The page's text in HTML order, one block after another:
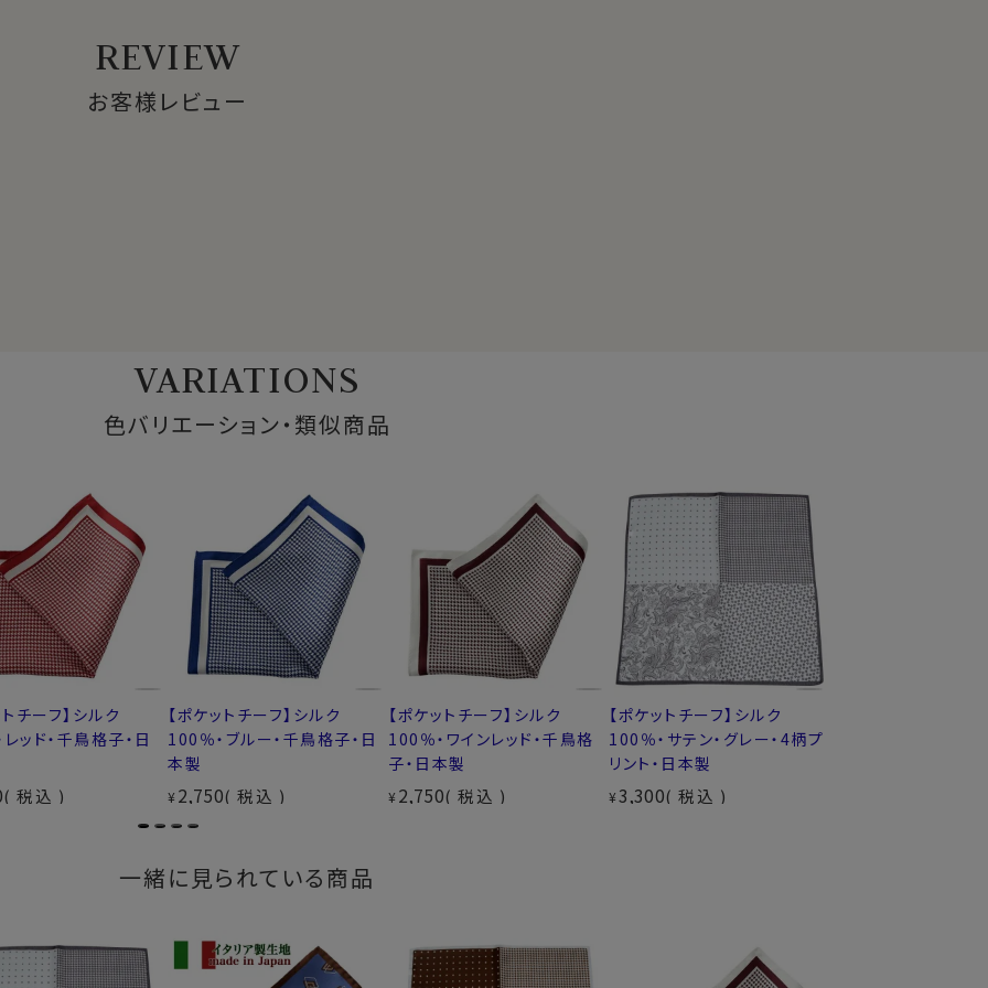
REVIEW
お客様レビュー
VARIATIONS
色バリエーション・類似商品
トチーフ】シルク
ッド・千鳥格子・日
税込
【ポケットチーフ】シルク
100％・ブルー・千鳥格子・日
本製
¥ 2,750 税込
【ポケットチーフ】シルク
100％・ワインレッド・千鳥格
子・日本製
¥ 2,750 税込
【ポケットチーフ】シルク
100％・サテン・グレー・4柄プ
リント・日本製
¥3,300 税込
一緒に見られている商品